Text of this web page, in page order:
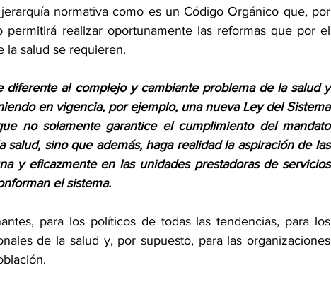
normativa como es un Código Orgánico que, por
realizar oportunamente las reformas que por el
la salud se requieren.
diferente al complejo y cambiante problema de la salud y
en vigencia, por ejemplo, una nueva Ley del Sistema
no solamente garantice el cumplimiento del mandato
sino que además, haga realidad la aspiración de las
y eficazmente en las unidades prestadoras de servicios
el sistema.
para los políticos de todas las tendencias, para los
de la salud y, por supuesto, para las organizaciones